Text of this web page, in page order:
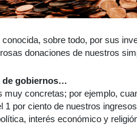
sobre todo, por sus
donaciones de nuestros
de gobiernos…
concretas; por ejemplo,
1 por ciento de nuestros
interés económico y